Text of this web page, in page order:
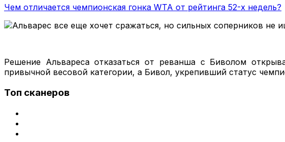
Чем отличается чемпионская гонка WTA от рейтинга 52-х недель?
Решение Альвареса отказаться от реванша с Биволом
привычной весовой категории, а Бивол, укрепивший статус
Топ сканеров